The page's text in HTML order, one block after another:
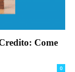
Come
0